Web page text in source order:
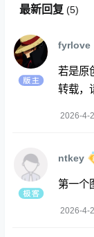
最新回复 (5)
fyrlove
若是原
转载，
2026-4-
ntkey
第一个
2026-4-